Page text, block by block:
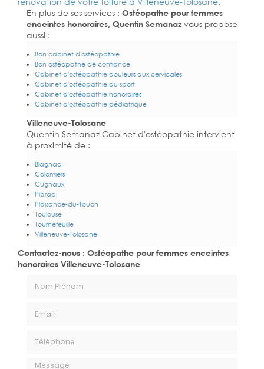
En plus de ses services : Ostéopathe pour femmes
enceintes honoraires, Quentin Semanazvous propose
aussi :
Bon cabinet d'ostéopathie
Bon ostéopathe de confiance
Cabinet d'ostéopathie douleurs aux cervicales
Cabinet d'ostéopathie du sport
Cabinet d'ostéopathie honoraires
Cabinet d'ostéopathie pédiatrique
Villeneuve-Tolosane
Quentin Semanaz Cabinet d'ostéopathie intervient
à proximité de :
Blagnac
Colomiers
Cugnaux
Pibrac
Plaisance-du-Touch
Toulouse
Tournefeuille
Villeneuve-Tolosane
Contactez-nous : Ostéopathe pour femmes enceintes
honoraires Villeneuve-Tolosane
Message